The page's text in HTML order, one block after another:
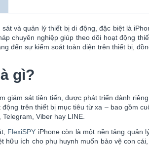
và quản lý thiết bị di động, đặc biệt là
chuyên nghiệp giúp theo dõi hoạt động
đến sự kiểm soát toàn diện trên thiết bị,
gì?
giám sát tiên tiến, được phát triển dành
trên thiết bị mục tiêu từ xa – bao gồm
Viber hay LINE.
FlexiSPY iPhone còn là một nền tảng quản
hữu ích cho phụ huynh muốn bảo vệ con